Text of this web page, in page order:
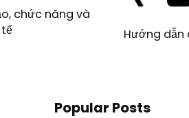
chức năng và
Hướng
Popular Posts